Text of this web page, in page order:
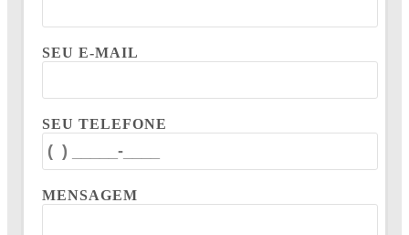
SEU E-MAIL
SEU TELEFONE
MENSAGEM